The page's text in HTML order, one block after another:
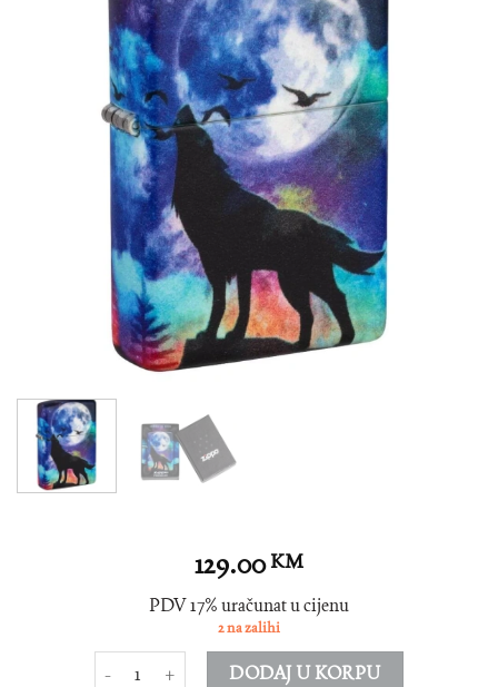
129.00KM
PDV 17% uračunat u cijenu
2 na zalihi
ZIPPO UPALJAC 49683 količina
DODAJ U KORPU